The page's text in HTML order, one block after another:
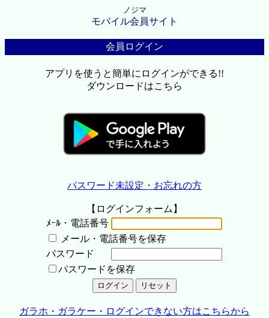
ノジマ
モバイル会員サイト
会員ログイン
アプリを使うと簡単にログインができる!!
ダウンロードはこちら
パスワード未設定・お忘れの方
【ログインフォーム】
ﾒｰﾙ・電話番号
メール・電話番号を保存
パスワード
パスワードを保存
ガラホ・ガラケー・ログインできない方はこちらから